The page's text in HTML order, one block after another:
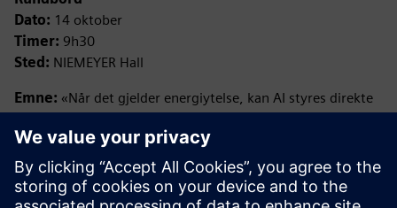
Dato: 14 oktober
Timer: 9h30
Sted: NIEMEYER Hall
Emne: «Når det gjelder energiytelse, kan AI styres direkte
forbli et middel til forbedring?»
Deltaker: Caroline Gattino, salgsdirektør (Frankrike) for
bygningsvirksomheten i Siemens Smart Infrastructure